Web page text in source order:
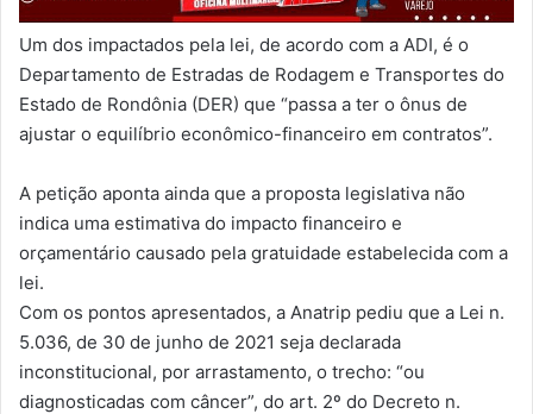
Um dos impactados pela lei, de acordo com a ADI, é o
Departamento de Estradas de Rodagem e Transportes do
Estado de Rondônia (DER) que “passa a ter o ônus de
ajustar o equilíbrio econômico-financeiro em contratos”.
A petição aponta ainda que a proposta legislativa não
indica uma estimativa do impacto financeiro e
orçamentário causado pela gratuidade estabelecida com a
lei.
Com os pontos apresentados, a Anatrip pediu que a Lei n.
5.036, de 30 de junho de 2021 seja declarada
inconstitucional, por arrastamento, o trecho: “ou
diagnosticadas com câncer”, do art. 2º do Decreto n.